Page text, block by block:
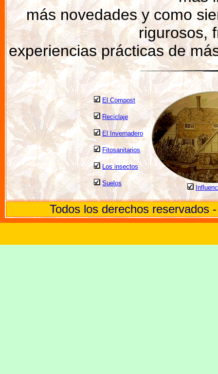
más novedades y como
rigurosos,
experiencias prácticas de
El Compost
Reciclaje
El Invernadero
Fitosanitarios
Los insectos
Suelos
Todos los derechos reservados